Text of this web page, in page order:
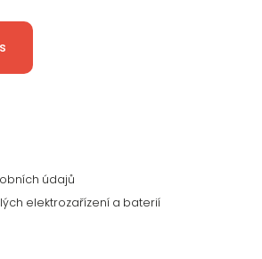
údajů
elektrozařízení a baterií